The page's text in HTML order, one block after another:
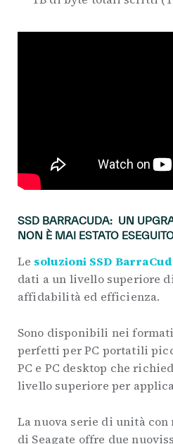
SSD BARRACUDA: UN
NON È MAI ESTATO
Le soluzioni SSD
dati a un livello superiore
affidabilità ed efficienza.
Sono disponibili nei formati
perfetti per PC portatili
PC e PC desktop che
livello superiore per
La nuova serie di unità
di Seagate offre due